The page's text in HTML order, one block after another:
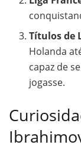
Títulos de
Holanda
capaz de
jogasse.